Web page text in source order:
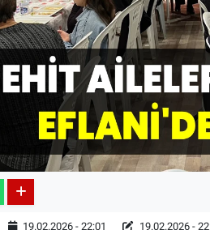
19.02.2026 - 22:01 19.02.2026 -